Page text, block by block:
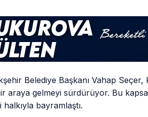
Belediye Başkanı Vahap Seçer,
araya gelmeyi sürdürüyor. Bu
bayramlaştı.